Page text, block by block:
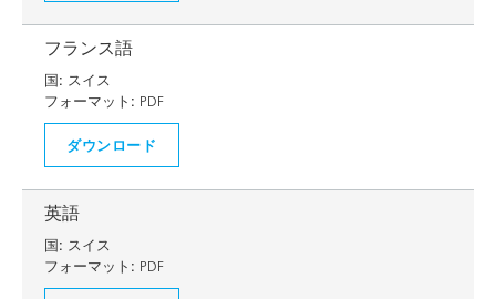
フランス語
国: スイス
フォーマット: PDF
ダウンロード
英語
国: スイス
フォーマット: PDF